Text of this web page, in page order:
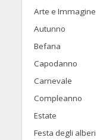
Arte e Immagine
Autunno
Befana
Capodanno
Carnevale
Compleanno
Estate
Festa degli alberi